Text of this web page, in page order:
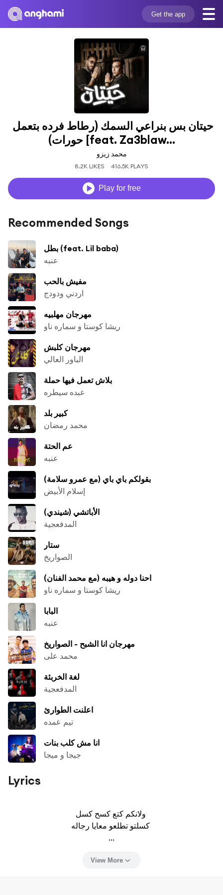
Get the app
حورات) [feat. Za3blaw...
محمد زيزو
8.2K LIKES 416.5K PLAYS
Play for free
Recommended Songs
بطل (feat. Lil baba)
عنبه
مفيش بالحب
اردني ودودج
مهرجان مهلبيه
ريشا كوستا و سماره ناو
مهرجان كلبش
الباور العالي
بلاش تعمل فيها حملة
عبده سيطره
كبير بلد
محمد رمضان
عم الحتة
عنبه
بقولكم باي باي (مع عمرو سلامة)
إسلام الأبيض
الأباتشي (شيندي)
المدفعجية
ستار
الصواريخ
احنا دوله و هيبه (مع محمد الفنان)
ريشا كوستا و سماره ناو
البابا
عنبه
مهرجان انا الشبح - الصواريخ
محمد على
لغة الخربئة
المدفعجية
اعلنت الطوارئ
تيم عمده
انا مش كلب بنات
جيجا و ميجا
Lyrics
ولانكم كتع كسح كسل
كسلتو تطلعو معايا رجاله
...
View More